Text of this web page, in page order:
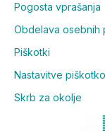
Pogosta vprašanja
Obdelava osebnih
Piškotki
Nastavitve
Skrb za okolje